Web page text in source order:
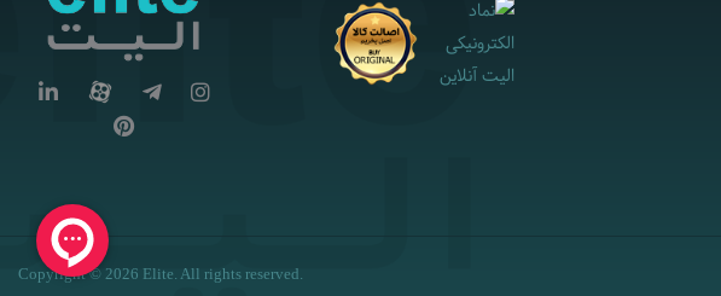
Copyright © 2026 Elite. All rights reserved.